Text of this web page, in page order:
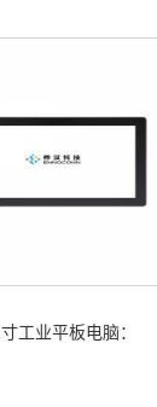
工业平板电脑：